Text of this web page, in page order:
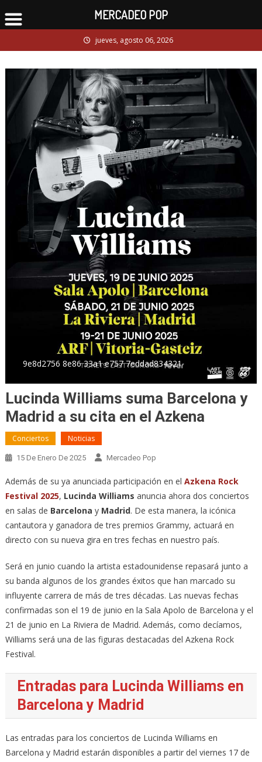
to
jueves, agosto 06, 2026
9e8d2756 8e86 33a1 e757 7eddad834321
Lucinda Williams suma Barcelona y
Madrid a su cita en el Azkena
Conciertos Noticias
15 De Enero De 2025 Mercadeo Pop
Además de su ya anunciada participación en el Azkena Rock
Festival 2025, Lucinda Williams anuncia ahora dos conciertos
en salas de Barcelona y Madrid. De esta manera, la icónica
cantautora y ganadora de tres premios Grammy, actuará en
directo con su nueva gira en tres fechas en nuestro país.
Será en junio cuando la artista estadounidense repasará junto a
su banda algunos de los grandes éxitos que han marcado su
influyente carrera de más de tres décadas. Las nuevas fechas
confirmadas son el 19 de junio en la Sala Apolo de Barcelona y el
21 de junio en La Riviera de Madrid. Además, como decíamos,
Williams será una de las figuras destacadas del Azkena Rock
Festival.
Entradas para Lucinda Williams en
Barcelona y Madrid
Las entradas para los conciertos de Lucinda Williams en
Barcelona y Madrid estarán disponibles a partir del viernes 17 de
MERCADEO POP